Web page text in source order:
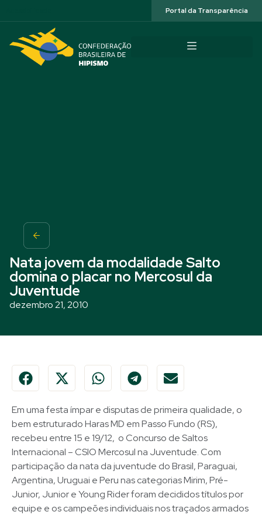
Portal da Transparência
Nata jovem da modalidade Salto
domina o placar no Mercosul da
Juventude
dezembro 21, 2010
Em uma festa ímpar e disputas de primeira qualidade, o
bem estruturado Haras MD em Passo Fundo (RS),
recebeu entre 15 e 19/12, o Concurso de Saltos
Internacional – CSIO Mercosul na Juventude. Com
participação da nata da juventude do Brasil, Paraguai,
Argentina, Uruguai e Peru nas categorias Mirim, Pré-
Junior, Junior e Young Rider foram decididos títulos por
equipe e os campeões individuais nos traçados armados